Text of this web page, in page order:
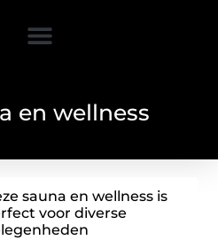
en wellness
sauna en wellness is
voor diverse